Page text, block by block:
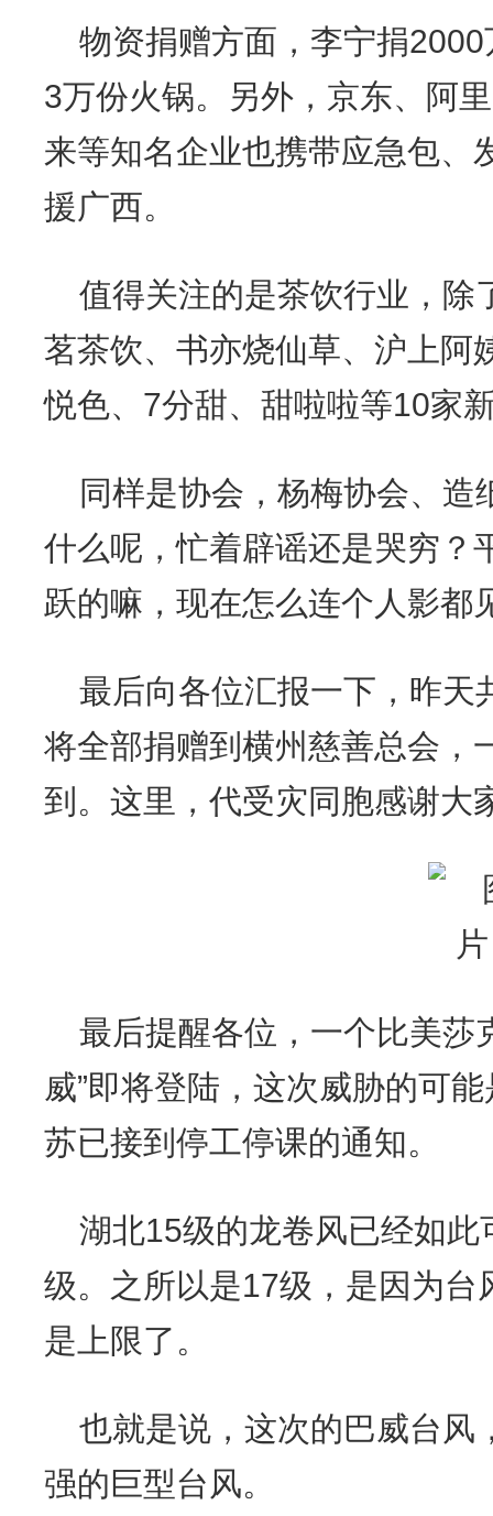
物资捐赠方面，李宁捐
3万份火锅。另外，京东、阿
来等知名企业也携带应急包、
援广西。
值得关注的是茶饮行业，除
茗茶饮、书亦烧仙草、沪上阿
悦色、7分甜、甜啦啦等10家
同样是协会，杨梅协会、造
什么呢，忙着辟谣还是哭穷？
跃的嘛，现在怎么连个人影都
最后向各位汇报一下，昨天
将全部捐赠到横州慈善总会，
到。这里，代受灾同胞感谢大
最后提醒各位，一个比美莎
威”即将登陆，这次威胁的可
苏已接到停工停课的通知。
湖北15级的龙卷风已经如
级。之所以是17级，是因为
是上限了。
也就是说，这次的巴威台风
强的巨型台风。